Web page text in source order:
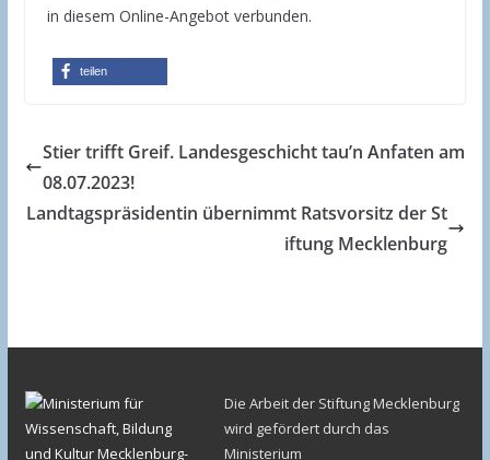
in diesem Online-Angebot verbunden.
teilen
Stier trifft Greif. Landesgeschicht tau’n Anfaten am
08.07.2023!
Landtagspräsidentin übernimmt Ratsvorsitz der St
iftung Mecklenburg
Die Arbeit der Stiftung Mecklenburg
wird gefördert durch das
Ministerium